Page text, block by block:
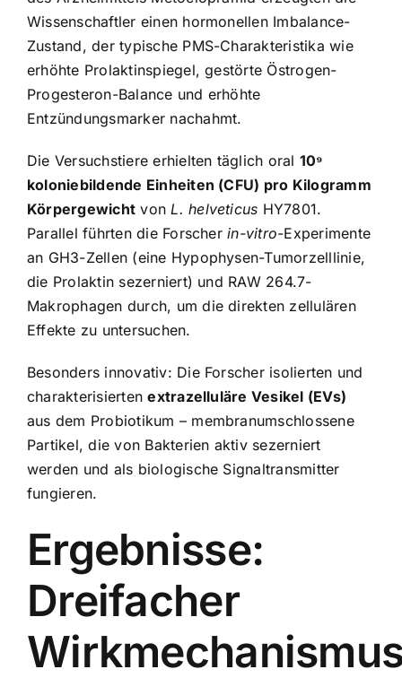
Wissenschaftler einen hormonellen Imbalance-
Zustand, der typische PMS-Charakteristika wie
erhöhte Prolaktinspiegel, gestörte Östrogen-
Progesteron-Balance und erhöhte
Entzündungsmarker nachahmt.
Die Versuchstiere erhielten täglich oral 10⁹
koloniebildende Einheiten (CFU) pro Kilogramm
Körpergewicht von L. helveticus HY7801.
Parallel führten die Forscherin-vitro-Experimente
an GH3-Zellen (eine Hypophysen-Tumorzelllinie,
die Prolaktin sezerniert) und RAW 264.7-
Makrophagen durch, um die direkten zellulären
Effekte zu untersuchen.
Besonders innovativ: Die Forscher isolierten und
charakterisiertenextrazelluläre Vesikel (EVs)
aus dem Probiotikum – membranumschlossene
Partikel, die von Bakterien aktiv sezerniert
werden und als biologische Signaltransmitter
fungieren.
Ergebnisse:
Dreifacher